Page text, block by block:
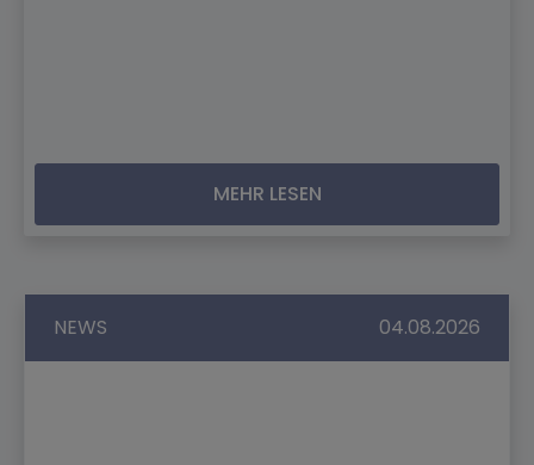
MEHR LESEN
NEWS 04.08.2026